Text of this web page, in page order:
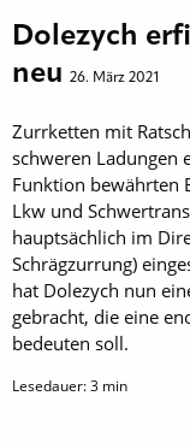
Dolezych
neu 26. März 2021
Zurrketten mit
schweren Ladungen
Funktion bewährten
Lkw und
hauptsächlich im
Schrägzurrung)
hat Dolezych nun
gebracht, die eine
bedeuten soll.
Lesedauer:3 min